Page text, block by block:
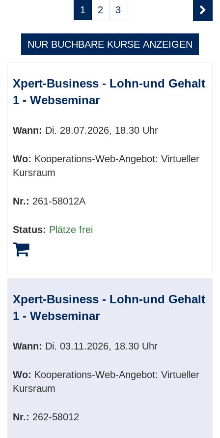
von
Seiten
blättern
1 2 3
NUR BUCHBARE KURSE ANZEIGEN
Tabellenüberschriften
können
Xpert-Business - Lohn-und Gehalt
1 - Webseminar
Wann: Di. 28.07.2026, 18.30 Uhr
Wo: Kooperations-Web-Angebot: Virtueller
Kursraum
Nr.: 261-58012A
Status: Plätze frei
Xpert-Business - Lohn-und Gehalt
1 - Webseminar
Wann: Di. 03.11.2026, 18.30 Uhr
Wo: Kooperations-Web-Angebot: Virtueller
Kursraum
Nr.: 262-58012